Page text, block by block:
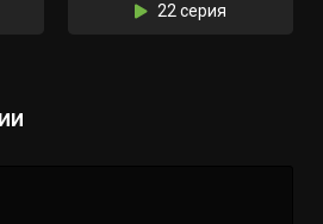
22 серия